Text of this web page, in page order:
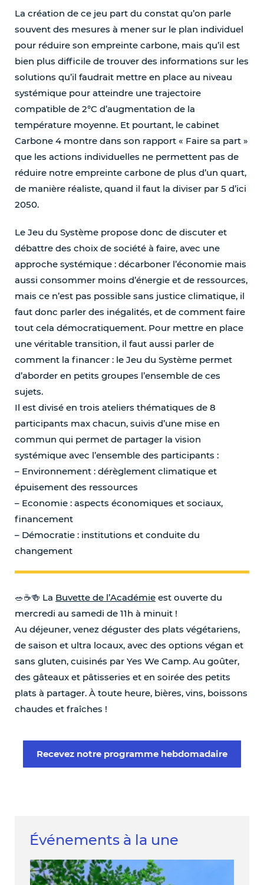
La création de ce jeu part du constat qu’on parle
souvent des mesures à mener sur le plan individuel
pour réduire son empreinte carbone, mais qu’il est
bien plus difficile de trouver des informations sur les
solutions qu’il faudrait mettre en place au niveau
systémique pour atteindre une trajectoire
compatible de 2°C d’augmentation de la
température moyenne. Et pourtant, le cabinet
Carbone 4 montre dans son rapport « Faire sa part »
que les actions individuelles ne permettent pas de
réduire notre empreinte carbone de plus d’un quart,
de manière réaliste, quand il faut la diviser par 5 d’ici
2050.
Le Jeu du Système propose donc de discuter et
débattre des choix de société à faire, avec une
approche systémique : décarboner l’économie mais
aussi consommer moins d’énergie et de ressources,
mais ce n’est pas possible sans justice climatique, il
faut donc parler des inégalités, et de comment faire
tout cela démocratiquement. Pour mettre en place
une véritable transition, il faut aussi parler de
comment la financer : le Jeu du Système permet
d’aborder en petits groupes l’ensemble de ces
sujets.
Il est divisé en trois ateliers thématiques de 8
participants max chacun, suivis d’une mise en
commun qui permet de partager la vision
systémique avec l’ensemble des participants :
– Environnement : dérèglement climatique et
épuisement des ressources
– Economie : aspects économiques et sociaux,
financement
– Démocratie : institutions et conduite du
changement
🥗☕️🍻 La Buvette de l’Académie est ouverte du
mercredi au samedi de 11h à minuit !
Au déjeuner, venez déguster des plats végétariens,
de saison et ultra locaux, avec des options végan et
sans gluten, cuisinés par Yes We Camp. Au goûter,
des gâteaux et pâtisseries et en soirée des petits
plats à partager. À toute heure, bières, vins, boissons
chaudes et fraîches !
Recevez notre programme hebdomadaire
Événements à la une